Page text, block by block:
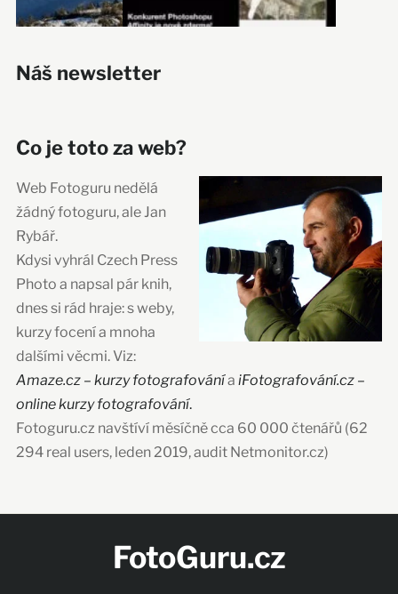
Náš newsletter
Co je toto za web?
Web Fotoguru nedělá
žádný fotoguru, ale Jan
Rybář.
Kdysi vyhrál Czech Press
Photo a napsal pár knih,
dnes si rád hraje: s weby,
kurzy focení a mnoha
dalšími věcmi. Viz:
Amaze.cz – kurzy fotografovánía iFotografování.cz –
online kurzy fotografování.
Fotoguru.cz navštíví měsíčně cca 60 000 čtenářů (62
294 real users, leden 2019, audit Netmonitor.cz)
FotoGuru.cz